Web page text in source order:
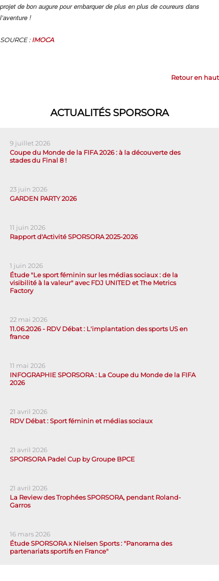
projet de bon augure pour embarquer de plus en plus de coureurs dans
l’aventure !
SOURCE :IMOCA
Retour en haut
ACTUALITÉS SPORSORA
9 juillet 2026
Coupe du Monde de la FIFA 2026 : à la découverte des
stades du Final 8 !
23 juin 2026
GARDEN PARTY 2026
11 juin 2026
Rapport d'Activité SPORSORA 2025-2026
1 juin 2026
Étude "Le sport féminin sur les médias sociaux : de la
visibilité à la valeur" avec FDJ UNITED et The Metrics
Factory
22 mai 2026
11.06.2026 - RDV Débat : L'implantation des sports US en
france
11 mai 2026
INFOGRAPHIE SPORSORA : La Coupe du Monde de la FIFA
2026
21 avril 2026
RDV Débat : Sport féminin et médias sociaux
21 avril 2026
SPORSORA Padel Cup by Groupe BPCE
21 avril 2026
La Review des Trophées SPORSORA, pendant Roland-
Garros
16 mars 2026
Étude SPORSORA x Nielsen Sports : "Panorama des
partenariats sportifs en France"